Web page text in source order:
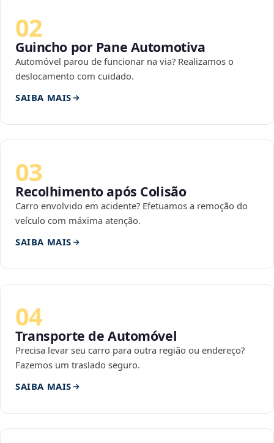
02
Guincho por Pane Automotiva
Automóvel parou de funcionar na via? Realizamos o
deslocamento com cuidado.
SAIBA MAIS
03
Recolhimento após Colisão
Carro envolvido em acidente? Efetuamos a remoção do
veículo com máxima atenção.
SAIBA MAIS
04
Transporte de Automóvel
Precisa levar seu carro para outra região ou endereço?
Fazemos um traslado seguro.
SAIBA MAIS